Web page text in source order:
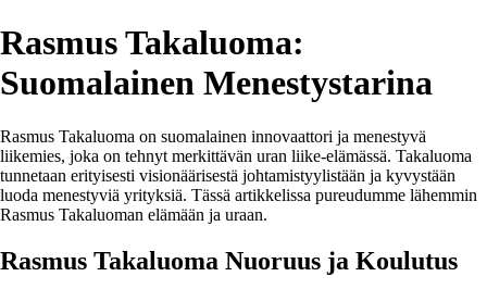
Rasmus Takaluoma:
Suomalainen Menestystarina
Rasmus Takaluoma on suomalainen innovaattori ja menestyvä
liikemies, joka on tehnyt merkittävän uran liike-elämässä. Takaluoma
tunnetaan erityisesti visionäärisestä johtamistyylistään ja kyvystään
luoda menestyviä yrityksiä. Tässä artikkelissa pureudumme lähemmin
Rasmus Takaluoman elämään ja uraan.
Rasmus Takaluoma Nuoruus ja Koulutus